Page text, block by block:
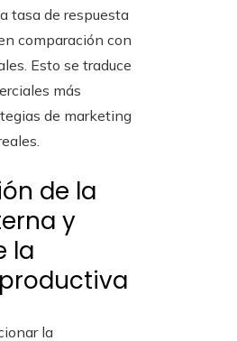
tasa de respuesta
comparación con
Esto se traduce
más
de marketing
de la
y
la
la